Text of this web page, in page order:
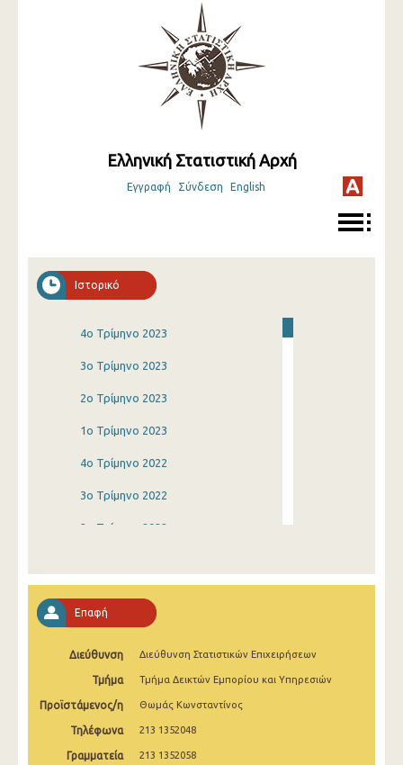
Ελληνική Στατιστική Αρχή
Εγγραφή Σύνδεση English
Ιστορικό
4o Τρίμηνο 2023
3o Τρίμηνο 2023
2o Τρίμηνο 2023
1o Τρίμηνο 2023
4o Τρίμηνο 2022
3o Τρίμηνο 2022
2o Τρίμηνο 2022
3o Τρίμηνο 2021
2o Τρίμηνο 2021
1o Τρίμηνο 2021
4o Τρίμηνο 2020
3o Τρίμηνο 2020
Επαφή
Διεύθυνση Διεύθυνση Στατιστικών Επιχειρήσεων
Τμήμα Τμήμα Δεικτών Εμπορίου και Υπηρεσιών
Προϊστάμενος/η Θωμάς Κωνσταντίνος
Τηλέφωνα 213 1352048
Γραμματεία 213 1352058